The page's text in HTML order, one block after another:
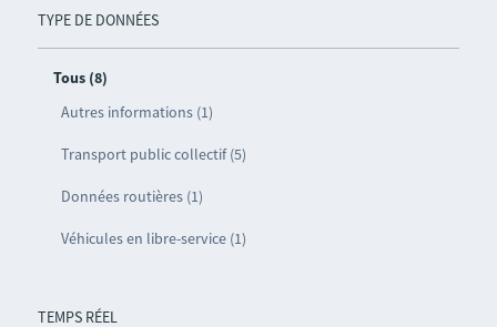
TYPE DE DONNÉES
Tous (8)
Autres informations (1)
Transport public collectif (5)
Données routières (1)
Véhicules en libre-service (1)
TEMPS RÉEL